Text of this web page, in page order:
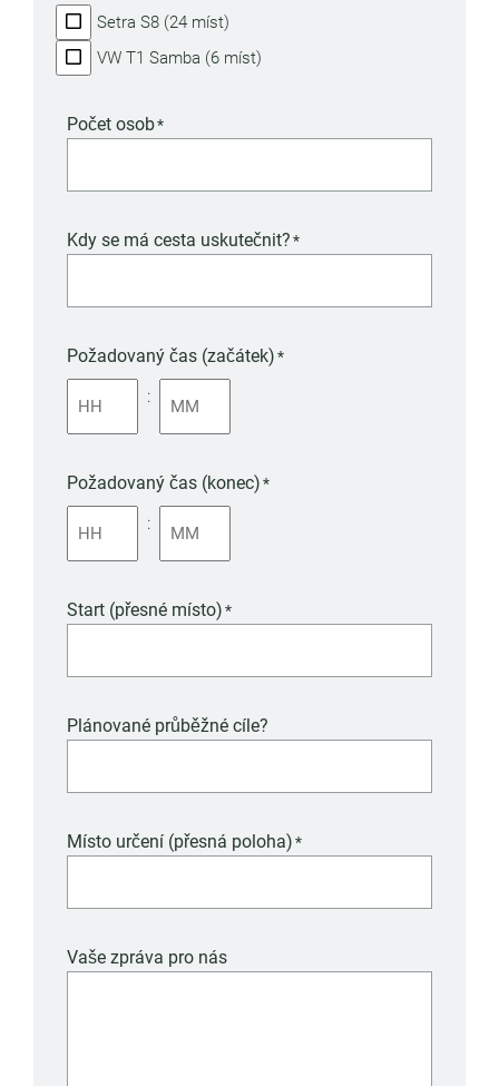
Setra S8 (24 míst)
VW T1 Samba (6 míst)
Počet osob*
Kdy se má cesta uskutečnit?*
Požadovaný čas (začátek)*
:
Požadovaný čas (konec)*
:
Start (přesné místo)*
Plánované průběžné cíle?
Místo určení (přesná poloha)*
Vaše zpráva pro nás